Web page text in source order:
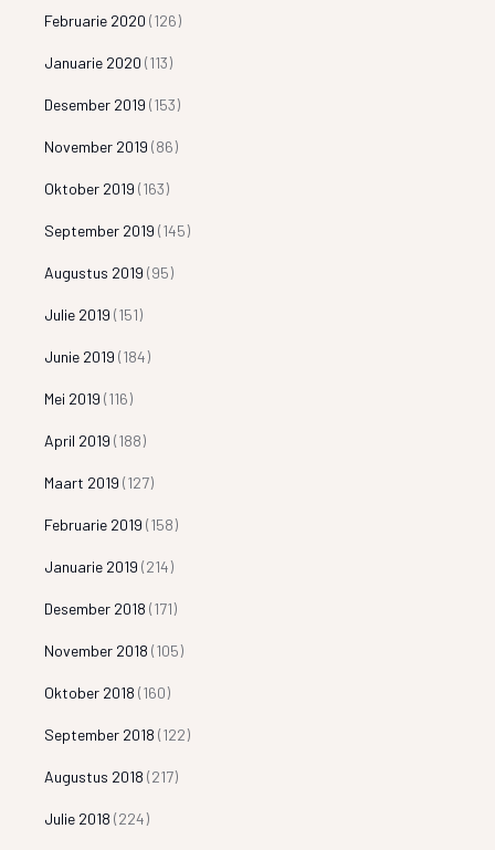
Februarie 2020 (126)
Januarie 2020 (113)
Desember 2019 (153)
November 2019 (86)
Oktober 2019 (163)
September 2019 (145)
Augustus 2019 (95)
Julie 2019 (151)
Junie 2019 (184)
Mei 2019 (116)
April 2019 (188)
Maart 2019 (127)
Februarie 2019 (158)
Januarie 2019 (214)
Desember 2018 (171)
November 2018 (105)
Oktober 2018 (160)
September 2018 (122)
Augustus 2018 (217)
Julie 2018 (224)